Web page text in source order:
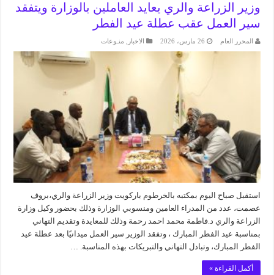
وزير الزراعة والري يعايد العاملين بالوزارة ويتفقد
سير العمل عقب عطلة عيد الفطر
المحرر العام 26 مارس، 2026 الاخبار منـوعات
استقبل صباح اليوم بمكتبه بالخرطوم باركويت وزير الزراعة والري،بروف
عصمت، عدد من المدراء العامين ومنسوبي الوزارة وذلك بحضور وكيل وزارة
الزراعة والري د.فاطمة محمد احمد رحمة وذلك للمعايدة وتقديم التهاني
بمناسبة عيد الفطر المبارك ، وتفقد الوزير سير العمل ميدانيًا بعد عطلة عيد
الفطر المبارك، وتبادل التهاني والتبريكات بهذه المناسبة. …
أكمل القراءة »